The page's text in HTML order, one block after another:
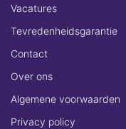
Vacatures
Tevredenheidsgarantie
Contact
Over ons
Algemene voorwaarden
Privacy policy